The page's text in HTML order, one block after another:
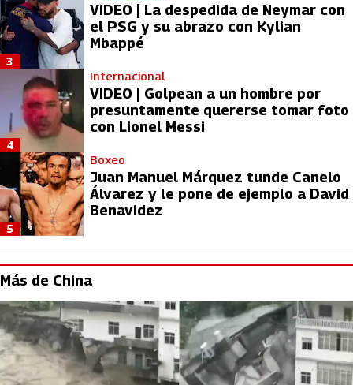
VIDEO | La despedida de Neymar con
el PSG y su abrazo con Kylian
Mbappé
3
Internacional
VIDEO | Golpean a un hombre por
presuntamente quererse tomar foto
con Lionel Messi
4
Boxeo
Juan Manuel Márquez tunde Canelo
Álvarez y le pone de ejemplo a David
Benavidez
5
Más de China